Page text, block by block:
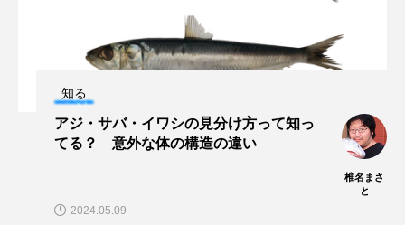
ヤマトヌマエビ ヤマメ ヤミヨキセワタ
ユウゼン
ユメタチモドキ ヨウラククラゲ ヨコエビ
リュウセイクラゲ
知る
アジ・サバ・イワシの見分け方って知っ
てる？ 意外な体の構造の違い
椎名まさ
と
2024.05.09